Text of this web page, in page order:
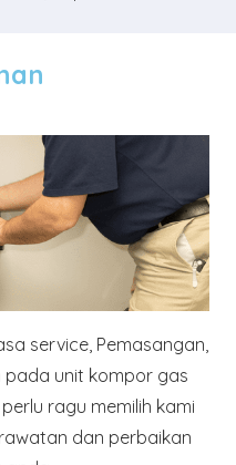
service, Pemasangan,
pada unit kompor gas
ragu memilih kami
dan perbaikan